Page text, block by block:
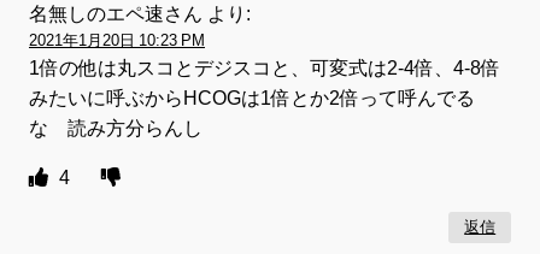
名無しのエペ速さん より:
2021年1月20日 10:23 PM
1倍の他は丸スコとデジスコと、可変式は2-4倍、4-8倍
みたいに呼ぶからHCOGは1倍とか2倍って呼んでる
な 読み方分らんし
4
返信